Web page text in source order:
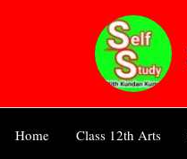
Home Class 12th Arts